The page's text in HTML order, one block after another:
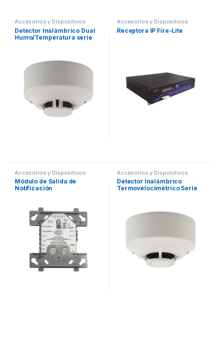
Accesorios y Dispositivos
Direccionables , Detección de
Fuego
Detector Inalámbrico Dual
Humo/Temperatura serie
Accesorios y Dispositivos
Direccionables Detección de
Fuego
Receptora IP Fire-Lite
Accesorios y Dispositivos
Direccionables ,Detección de
Fuego
Módulo de Salida de
Notificación
Accesorios y Dispositivos
Direccionables, Detección de
Fuego
Detector Inalámbrico
Termovelocimétrico Serie